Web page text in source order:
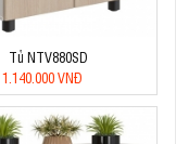
Tủ NTV880SD
1.140.000 VNĐ